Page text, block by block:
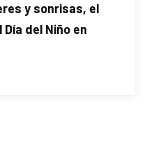
y sonrisas, el
del Niño en